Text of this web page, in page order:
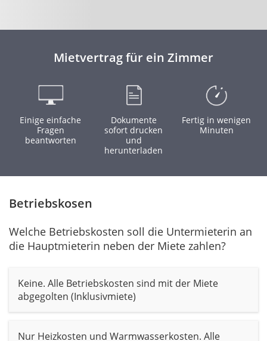
Mietvertrag für ein Zimmer
Einige einfache
Fragen
beantworten
Dokumente
sofort drucken
und
herunterladen
Fertig in wenigen
Minuten
Betriebskosen
Welche Betriebskosten soll die Untermieterin an
die Hauptmieterin neben der Miete zahlen?
Keine. Alle Betriebskosten sind mit der Miete
abgegolten (Inklusivmiete)
Nur Heizkosten und Warmwasserkosten. Alle